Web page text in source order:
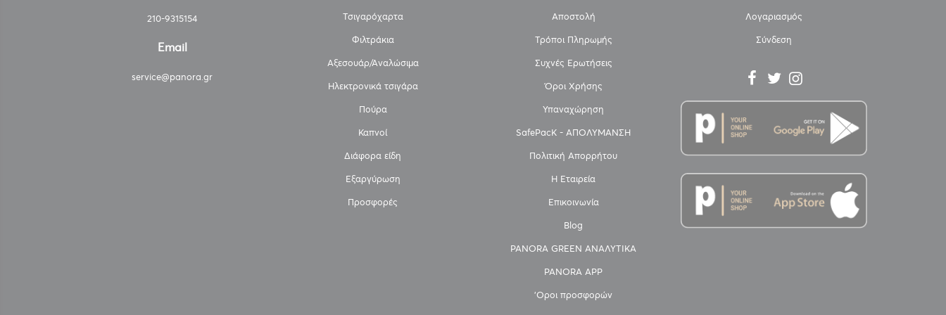
210-9315154
Email
service@panora.gr
Τσιγαρόχαρτα
Φιλτράκια
Αξεσουάρ/Αναλώσιμα
Ηλεκτρονικά τσιγάρα
Πούρα
Καπνοί
Διάφορα είδη
Εξαργύρωση
Προσφορές
Αποστολή
Τρόποι Πληρωμής
Συχνές Ερωτήσεις
Όροι Χρήσης
Υπαναχώρηση
SafePacK - ΑΠΟΛΥΜΑΝΣΗ
Πολιτική Απορρήτου
Η Εταιρεία
Επικοινωνία
Blog
PANORA GREEN ΑΝΑΛΥΤΙΚΑ
PANORA APP
'Οροι προσφορών
Λογαριασμός
Σύνδεση